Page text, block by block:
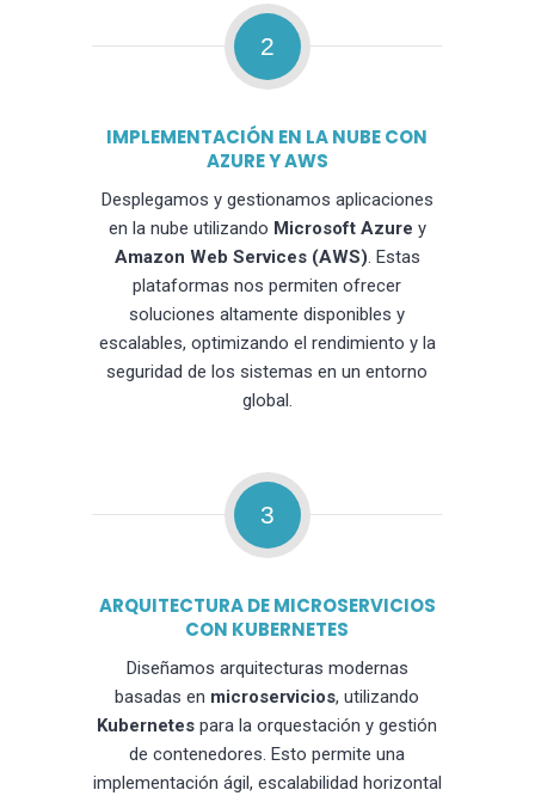
2
IMPLEMENTACIÓN EN LA NUBE CON
AZURE Y AWS
Desplegamos y gestionamos aplicaciones
en la nube utilizando Microsoft Azure y
Amazon Web Services (AWS). Estas
plataformas nos permiten ofrecer
soluciones altamente disponibles y
escalables, optimizando el rendimiento y la
seguridad de los sistemas en un entorno
global.
3
ARQUITECTURA DE MICROSERVICIOS
CON KUBERNETES
Diseñamos arquitecturas modernas
basadas en microservicios, utilizando
Kubernetes para la orquestación y gestión
de contenedores. Esto permite una
implementación ágil, escalabilidad horizontal